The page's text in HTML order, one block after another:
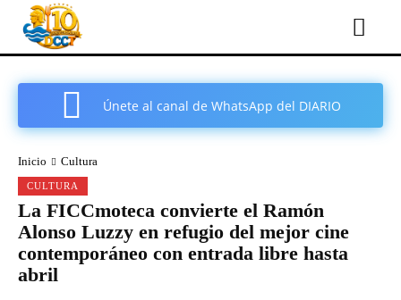
Únete al canal de WhatsApp del DIARIO
Inicio Cultura
CULTURA
La FICCmoteca convierte el Ramón
Alonso Luzzy en refugio del mejor cine
contemporáneo con entrada libre hasta
abril